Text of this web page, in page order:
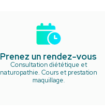
Prenez un rendez-vous
Consultation diététique et
naturopathie. Cours et prestation
maquillage.